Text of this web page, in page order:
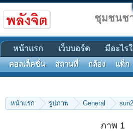
หน้าแรก รูปภาพ General
ภาพ 1
ชุมชนช
หน้าแรก เว็บบอร์ด มีอะไร
คอลเล็คชั่น สถานที่ กล้อง แท็ก